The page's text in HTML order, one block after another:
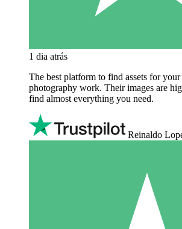
1 dia atrás
The best platform to find assets for your
photography work. Their images are
find almost everything you need.
Reinaldo